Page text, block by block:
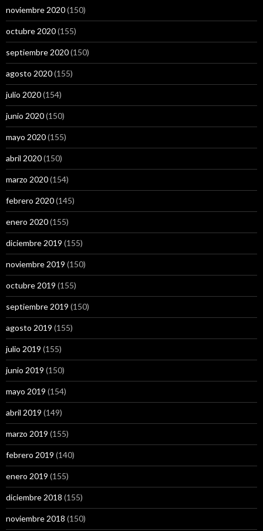
noviembre 2020(150)
octubre 2020(155)
septiembre 2020(150)
agosto 2020(155)
julio 2020(154)
junio 2020(150)
mayo 2020(155)
abril 2020(150)
marzo 2020(154)
febrero 2020(145)
enero 2020(155)
diciembre 2019 (155)
noviembre 2019 (150)
octubre 2019 (155)
septiembre 2019 (150)
agosto 2019 (155)
julio 2019 (155)
junio 2019 (150)
mayo 2019 (154)
abril 2019 (149)
marzo 2019 (155)
febrero 2019 (140)
enero 2019 (155)
diciembre 2018 (155)
noviembre 2018 (150)